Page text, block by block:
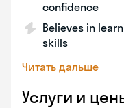
confidence
Believes in
skills
Читать дальше
Услуги и